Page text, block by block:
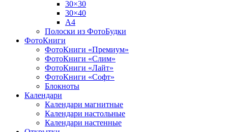
30×30
30×40
A4
Полоски из ФотоБудки
ФотоКниги
ФотоКниги «Премиум»
ФотоКниги «Слим»
ФотоКниги «Лайт»
ФотоКниги «Софт»
Блокноты
Календари
Календари магнитные
Календари настольные
Календари настенные